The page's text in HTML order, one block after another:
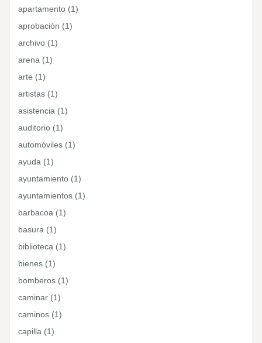
apartamento (1)
aprobación (1)
archivo (1)
arena (1)
arte (1)
artistas (1)
asistencia (1)
auditorio (1)
automóviles (1)
ayuda (1)
ayuntamiento (1)
ayuntamientos (1)
barbacoa (1)
basura (1)
biblioteca (1)
bienes (1)
bomberos (1)
caminar (1)
caminos (1)
capilla (1)